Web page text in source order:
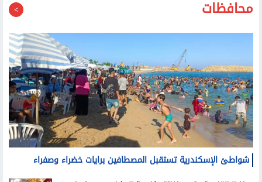
محافظات
شواطئ الإسكندرية تستقبل المصطافين برايات خضراء وصفراء